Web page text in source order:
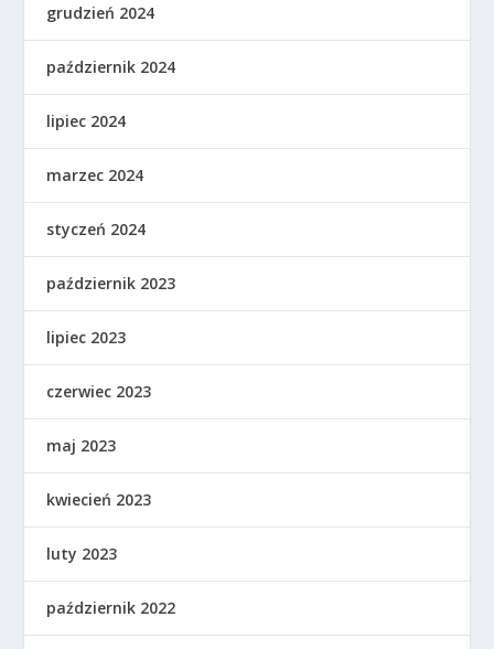
grudzień 2024
październik 2024
lipiec 2024
marzec 2024
styczeń 2024
październik 2023
lipiec 2023
czerwiec 2023
maj 2023
kwiecień 2023
luty 2023
październik 2022